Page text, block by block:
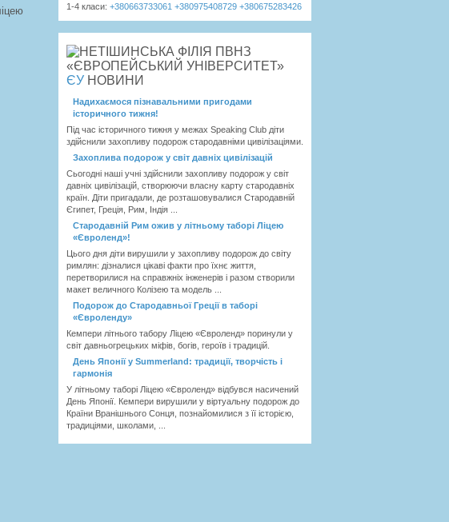
1-4 класи: +380663733061 +380975408729 +380675283426
ЄУ НОВИНИ
Надихаємося пізнавальними пригодами
історичного тижня!
Під час історичного тижня у межах Speaking Club діти
здійснили захопливу подорож стародавніми цивілізаціями.
Захоплива подорож у світ давніх цивілізацій
Сьогодні наші учні здійснили захопливу подорож у світ
давніх цивілізацій, створюючи власну карту стародавніх
країн. Діти пригадали, де розташовувалися Стародавній
Єгипет, Греція, Рим, Індія ...
Стародавній Рим ожив у літньому таборі Ліцею
«Євроленд»!
Цього дня діти вирушили у захопливу подорож до світу
римлян: дізналися цікаві факти про їхнє життя,
перетворилися на справжніх інженерів і разом створили
макет величного Колізею та модель ...
Подорож до Стародавньої Греції в таборі
«Євроленду»
Кемпери літнього табору Ліцею «Євроленд» поринули у
світ давньогрецьких міфів, богів, героїв і традицій.
День Японії у Summerland: традиції, творчість і
гармонія
У літньому таборі Ліцею «Євроленд» відбувся насичений
День Японії. Кемпери вирушили у віртуальну подорож до
Країни Вранішнього Сонця, познайомилися з її історією,
традиціями, школами, ...